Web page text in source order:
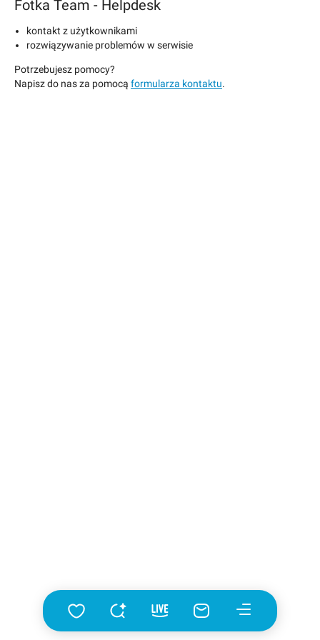
Fotka Team - Helpdesk
kontakt z użytkownikami
rozwiązywanie problemów w serwisie
Potrzebujesz pomocy?
Napisz do nas za pomocą formularza kontaktu.